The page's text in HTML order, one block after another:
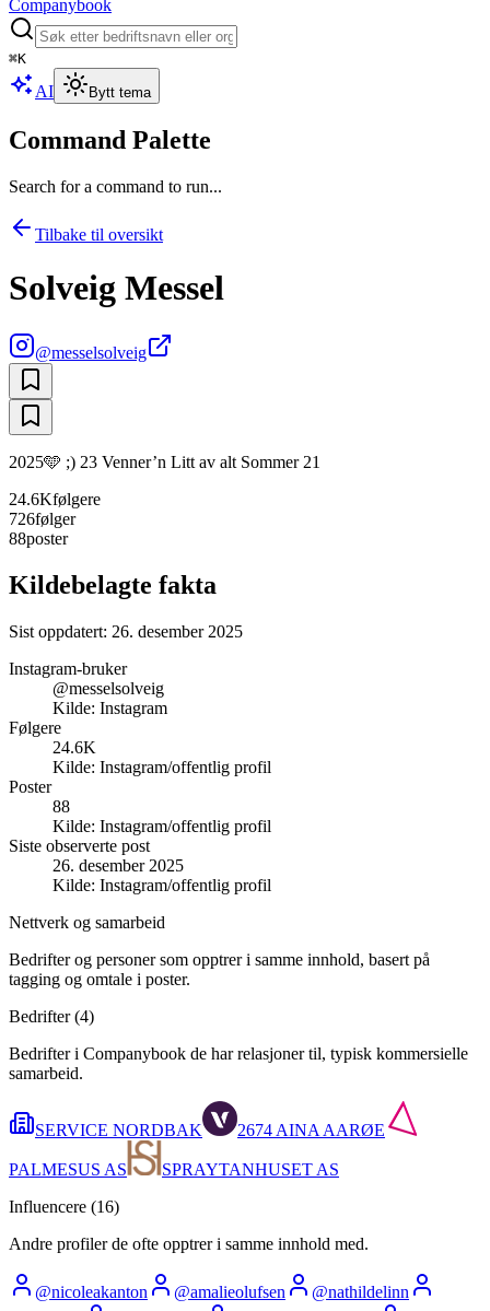
Companybook
⌘K
AI Bytt tema
Command Palette
Search for a command to run...
Tilbake til oversikt
Solveig Messel
@messelsolveig
2025🩵 ;) 23 Venner’n Litt av alt Sommer 21
24.6Kfølgere
726følger
88poster
Kildebelagte fakta
Sist oppdatert: 26. desember 2025
Instagram-bruker
@messelsolveig
Kilde: Instagram
Følgere
24.6K
Kilde: Instagram/offentlig profil
Poster
88
Kilde: Instagram/offentlig profil
Siste observerte post
26. desember 2025
Kilde: Instagram/offentlig profil
Nettverk og samarbeid
Bedrifter og personer som opptrer i samme innhold, basert på
tagging og omtale i poster.
Bedrifter (4)
Bedrifter i Companybook de har relasjoner til, typisk kommersielle
samarbeid.
SERVICE NORDBAK 2674 AINA AARØE
PALMESUS AS
SPRAYTANHUSET AS
Influencere (16)
Andre profiler de ofte opptrer i samme innhold med.
@nicoleakanton @amalieolufsen @nathildelinn